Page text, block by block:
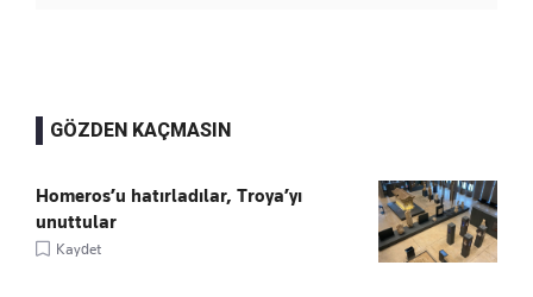
GÖZDEN KAÇMASIN
Homeros’u hatırladılar, Troya’yı
unuttular
Kaydet